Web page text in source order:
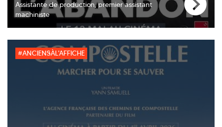
Assistante de production, premier assistant
machiniste
#ANCIENSÀL'AFFICHE